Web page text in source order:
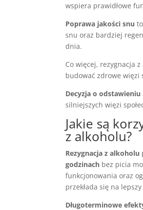
wspiera prawidłowe
Poprawa jakości snu
snu oraz bardziej
dnia.
Co więcej, rezygnacja
budować zdrowe więzi
Decyzja o
silniejszych więzi
Jakie są
z alkoholu?
Rezygnacja z alkoholu
godzinach bez picia
funkcjonowania oraz
przekłada się na
Długoterminowe